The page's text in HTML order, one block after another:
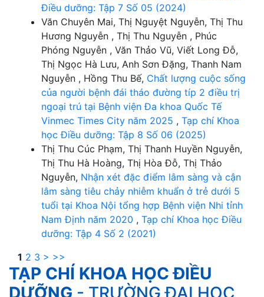
Điều dưỡng: Tập 7 Số 05 (2024)
Văn Chuyên Mai, Thị Nguyệt Nguyễn, Thị Thu
Hương Nguyễn , Thị Thu Nguyễn , Phúc
Phóng Nguyễn , Văn Thảo Vũ, Viết Long Đỗ,
Thị Ngọc Hà Lưu, Anh Sơn Đặng, Thanh Nam
Nguyễn , Hồng Thu Bế, Chất lượng cuộc sống
của người bệnh đái tháo đường típ 2 điều trị
ngoại trú tại Bệnh viện Đa khoa Quốc Tế
Vinmec Times City năm 2025 , Tạp chí Khoa
học Điều dưỡng: Tập 8 Số 06 (2025)
Thị Thu Cúc Phạm, Thị Thanh Huyền Nguyễn,
Thị Thu Hà Hoàng, Thị Hòa Đỗ, Thị Thảo
Nguyễn, Nhận xét đặc điểm lâm sàng và cận
lâm sàng tiêu chảy nhiễm khuẩn ở trẻ dưới 5
tuổi tại Khoa Nội tổng hợp Bệnh viện Nhi tỉnh
Nam Định năm 2020 , Tạp chí Khoa học Điều
dưỡng: Tập 4 Số 2 (2021)
1 2 3 > >>
TẠP CHÍ KHOA HỌC ĐIỀU
DƯỠNG - TRƯỜNG ĐẠI HỌC